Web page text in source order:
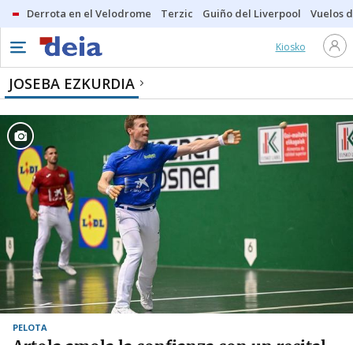
Derrota en el Velodrome Terzic Guiño del Liverpool Vuelos
Kiosko
JOSEBA EZKURDIA
PELOTA